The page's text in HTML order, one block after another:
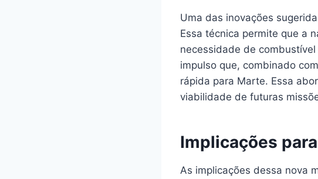
Uma das inovações
Essa técnica permite que a
necessidade de
impulso que, combinado
rápida para Marte. Essa
viabilidade de futuras
Implicações
As implicações dessa nova